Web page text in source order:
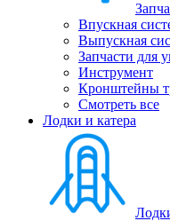
Впускная
Выпускная
Запчасти для
Инструмент
Кронштейны
Смотреть все
Лодки и катера